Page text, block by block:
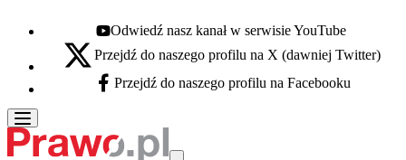
Youtube - otwiera się w nowej karcie
Odwiedź nasz kanał w serwisie YouTube
X - otwiera się w nowej karcie
Przejdź do naszego profilu na X (dawniej Twitter)
Facebook - otwiera się w nowej karcie
Przejdź do naszego profilu na Facebooku